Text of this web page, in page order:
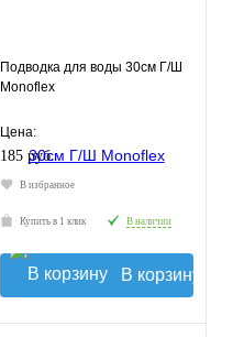
Подводка для воды 30см Г/Ш
Monoflex
Цена:
185 руб.
В избранное
Купить в 1 клик В наличии
В корзину